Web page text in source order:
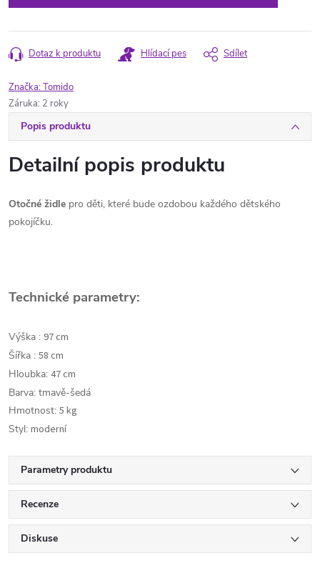
Dotaz k produktu Hlídací pes Sdílet
Značka:Tomido
Záruka: 2 roky
Popis produktu
Detailní popis produktu
Otočné židle pro děti, které bude ozdobou každého dětského
pokojíčku.
Technické parametry:
Výška : 97 cm
Šířka : 58 cm
Hloubka: 47 cm
Barva: tmavě-šedá
Hmotnost: 5 kg
Styl: moderní
Parametry produktu
Recenze
Diskuse